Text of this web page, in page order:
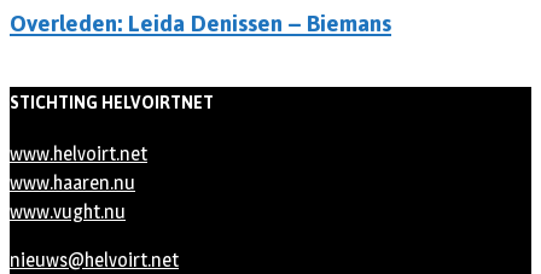
Overleden: Leida Denissen – Biemans
STICHTING HELVOIRTNET
www.helvoirt.net
www.haaren.nu
www.vught.nu
nieuws@helvoirt.net